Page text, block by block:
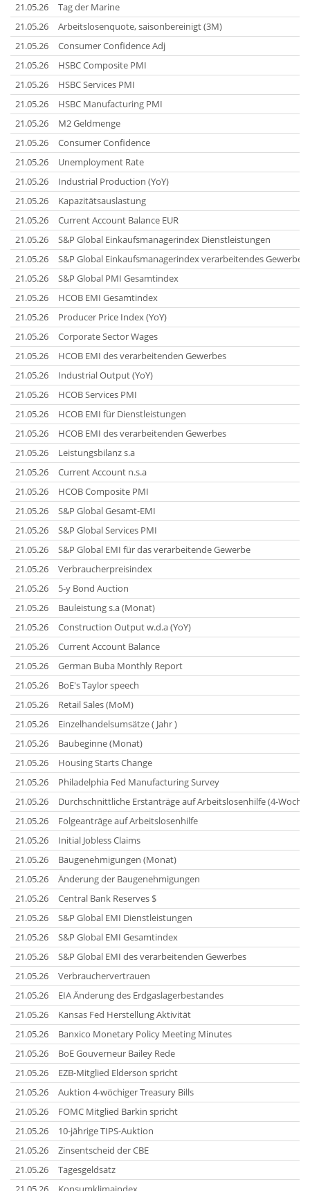
21.05.26
Tag der Marine
21.05.26
Arbeitslosenquote, saisonbereinigt (3M)
21.05.26
Consumer Confidence Adj
21.05.26
HSBC Composite PMI
21.05.26
HSBC Services PMI
21.05.26
HSBC Manufacturing PMI
21.05.26
M2 Geldmenge
21.05.26
Consumer Confidence
21.05.26
Unemployment Rate
21.05.26
Industrial Production (YoY)
21.05.26
Kapazitätsauslastung
21.05.26
Current Account Balance EUR
21.05.26
S&P Global Einkaufsmanagerindex Dienstleistungen
21.05.26
S&P Global Einkaufsmanagerindex verarbeitendes Gewerbe
21.05.26
S&P Global PMI Gesamtindex
21.05.26
HCOB EMI Gesamtindex
21.05.26
Producer Price Index (YoY)
21.05.26
Corporate Sector Wages
21.05.26
HCOB EMI des verarbeitenden Gewerbes
21.05.26
Industrial Output (YoY)
21.05.26
HCOB Services PMI
21.05.26
HCOB EMI für Dienstleistungen
21.05.26
HCOB EMI des verarbeitenden Gewerbes
21.05.26
Leistungsbilanz s.a
21.05.26
Current Account n.s.a
21.05.26
HCOB Composite PMI
21.05.26
S&P Global Gesamt-EMI
21.05.26
S&P Global Services PMI
21.05.26
S&P Global EMI für das verarbeitende Gewerbe
21.05.26
Verbraucherpreisindex
21.05.26
5-y Bond Auction
21.05.26
Bauleistung s.a (Monat)
21.05.26
Construction Output w.d.a (YoY)
21.05.26
Current Account Balance
21.05.26
German Buba Monthly Report
21.05.26
BoE's Taylor speech
21.05.26
Retail Sales (MoM)
21.05.26
Einzelhandelsumsätze ( Jahr )
21.05.26
Baubeginne (Monat)
21.05.26
Housing Starts Change
21.05.26
Philadelphia Fed Manufacturing Survey
21.05.26
Durchschnittliche Erstanträge auf Arbeitslosenhilfe (4-
21.05.26
Folgeanträge auf Arbeitslosenhilfe
21.05.26
Initial Jobless Claims
21.05.26
Baugenehmigungen (Monat)
21.05.26
Änderung der Baugenehmigungen
21.05.26
Central Bank Reserves $
21.05.26
S&P Global EMI Dienstleistungen
21.05.26
S&P Global EMI Gesamtindex
21.05.26
S&P Global EMI des verarbeitenden Gewerbes
21.05.26
Verbrauchervertrauen
21.05.26
EIA Änderung des Erdgaslagerbestandes
21.05.26
Kansas Fed Herstellung Aktivität
21.05.26
Banxico Monetary Policy Meeting Minutes
21.05.26
BoE Gouverneur Bailey Rede
21.05.26
EZB-Mitglied Elderson spricht
21.05.26
Auktion 4-wöchiger Treasury Bills
21.05.26
FOMC Mitglied Barkin spricht
21.05.26
10-jährige TIPS-Auktion
21.05.26
Zinsentscheid der CBE
21.05.26
Tagesgeldsatz